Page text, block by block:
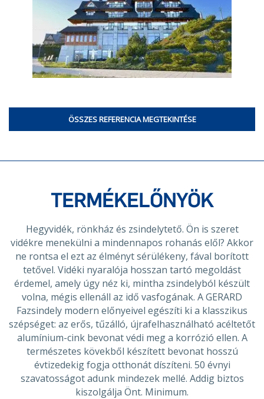
ÖSSZES REFERENCIA MEGTEKINTÉSE
TERMÉKELŐNYÖK
Hegyvidék, rönkház és zsindelytető. Ön is szeret
vidékre menekülni a mindennapos rohanás elől? Akkor
ne rontsa el ezt az élményt sérülékeny, fával borított
tetővel. Vidéki nyaralója hosszan tartó megoldást
érdemel, amely úgy néz ki, mintha zsindelyból készült
volna, mégis ellenáll az idő vasfogának. A GERARD
Fazsindely modern előnyeivel egészíti ki a klasszikus
szépséget: az erős, tűzálló, újrafelhasználható acéltetőt
alumínium-cink bevonat védi meg a korrózió ellen. A
természetes kövekből készített bevonat hosszú
évtizedekig fogja otthonát díszíteni. 50 évnyi
szavatosságot adunk mindezek mellé. Addig biztos
kiszolgálja Önt. Minimum.